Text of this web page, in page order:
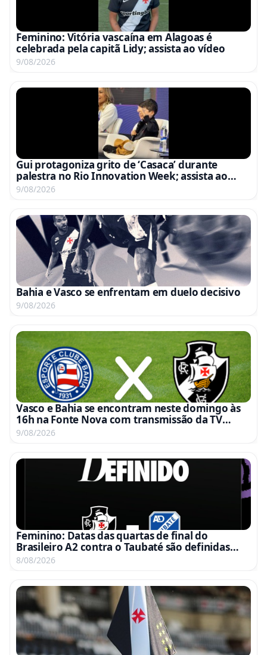
Feminino: Vitória vascaína em Alagoas é
celebrada pela capitã Lidy; assista ao vídeo
9/08/2026
Gui protagoniza grito de ‘Casaca’ durante
palestra no Rio Innovation Week; assista ao
vídeo
9/08/2026
Bahia e Vasco se enfrentam em duelo decisivo
9/08/2026
Vasco e Bahia se encontram neste domingo às
16h na Fonte Nova com transmissão da TV
Globo e Premiere
9/08/2026
Feminino: Datas das quartas de final do
Brasileiro A2 contra o Taubaté são definidas
para 15 e 22 de agosto
8/08/2026